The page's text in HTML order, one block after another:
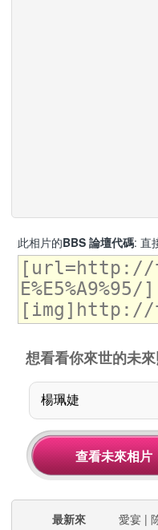
此相片的BBS 論壇代碼: 直
想看看你來世的未
最新來
愛宴 |